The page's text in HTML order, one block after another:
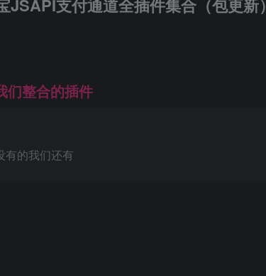
支付通道全插件集合（包更新）
们整合的插件
有的我们还有